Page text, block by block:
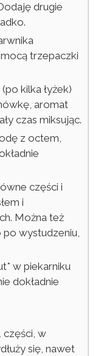
drugie
trzepaczki
kilka łyżek)
aromat
czas miksując.
z octem,
części i
i
Można też
wystudzeniu,
w piekarniku
dokładnie
części, w
się, nawet